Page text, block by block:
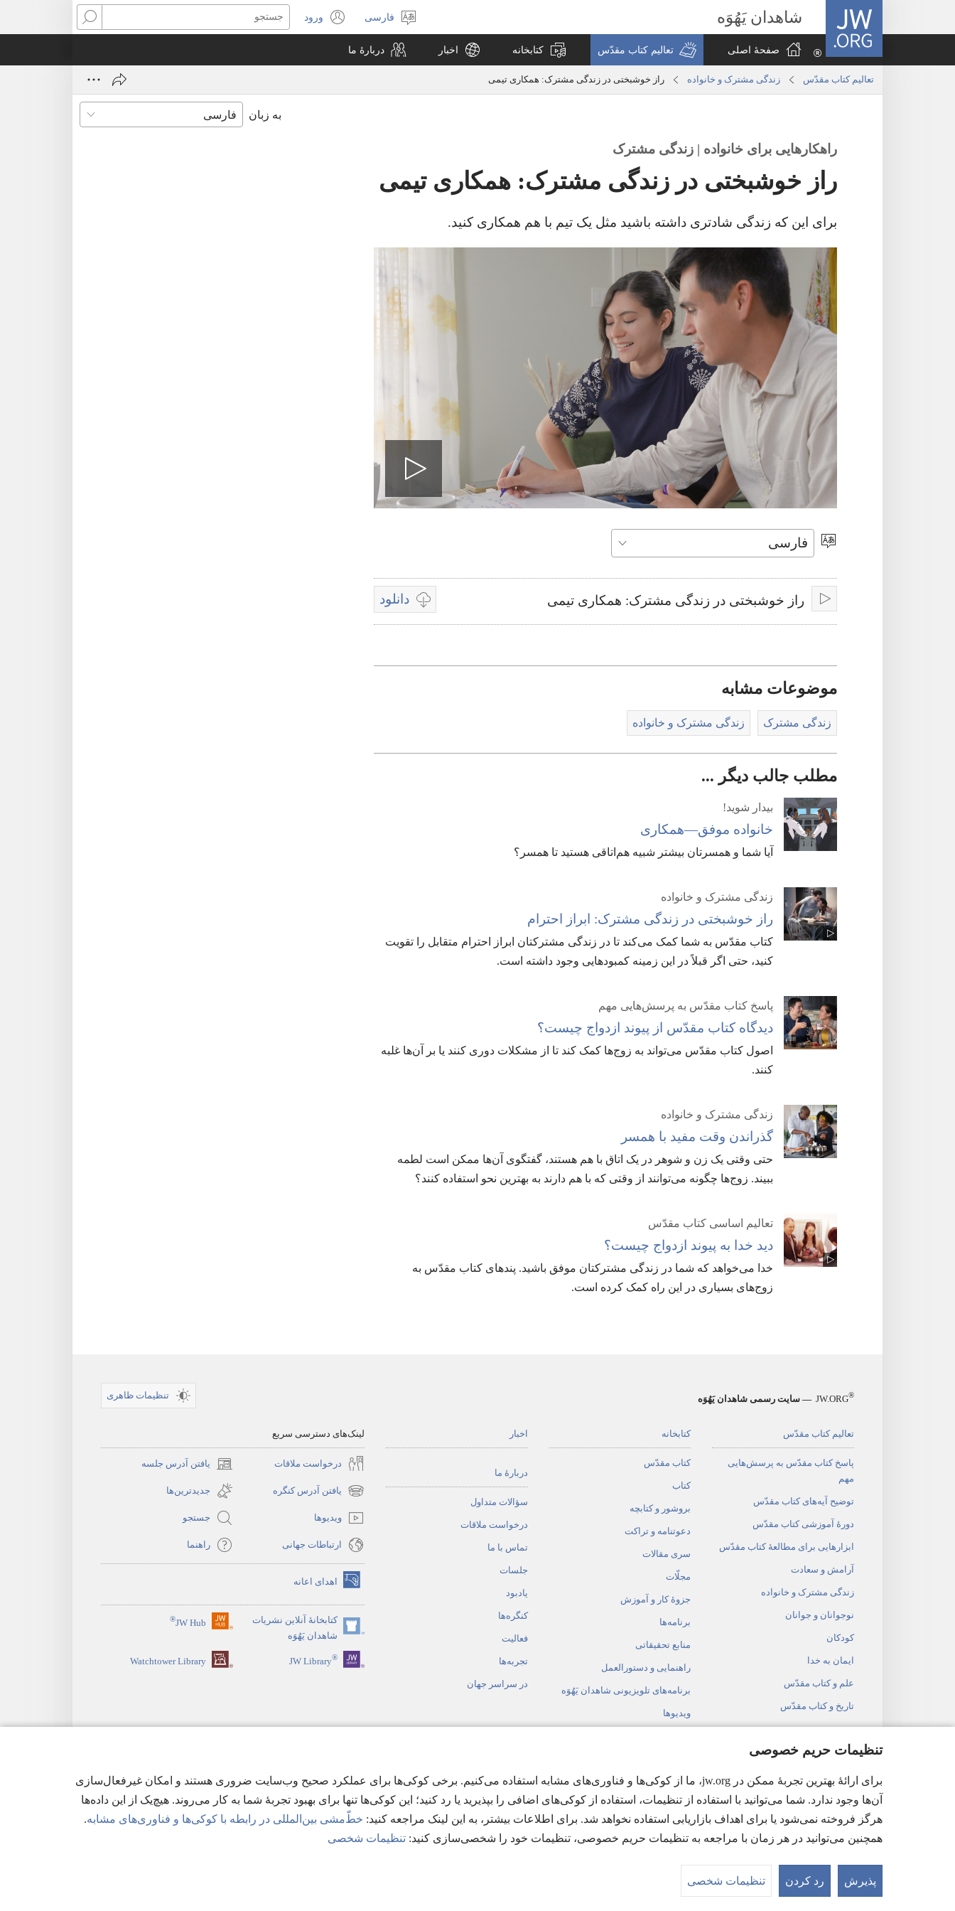
تنظیمات حریم خصوصی
برای ارائهٔ بهترین تجربهٔ ممکن در jw.org، ما از کوکی‌ها و فناوری‌های مشابه استفاده می‌کنیم. برخی کوکی‌ها برای عملکرد صحیح وب‌سایت ضروری هستند و امکان غیرفعال‌سازی
آن‌ها وجود ندارد. شما می‌توانید با استفاده از تنظیمات، استفاده از کوکی‌های اضافی را بپذیرید یا رد کنید؛ این کوکی‌ها تنها برای بهبود تجربهٔ شما به کار می‌روند. هیچ‌یک از این داده‌ها
هرگز فروخته نمی‌شود یا برای اهداف بازاریابی استفاده نخواهد شد. برای اطلاعات بیشتر، به این لینک مراجعه کنید:‏ خطّ‌مشی بین‌المللی در رابطه با کوکی‌ها و فناوری‌های مشابه.
همچنین می‌توانید در هر زمان با مراجعه به تنظیمات حریم خصوصی، تنظیمات خود را شخصی‌سازی کنید:‏ تنظیمات شخصی
پذیرش رد کردن تنظیمات شخصی
JW.ORG شاهدان یَهُوَه
انتخاب
فارسی ورود
(پنجره‌ای
جستجو
صفحهٔ اصلی تعالیم کتاب مقدّس کتابخانه اخبار دربارهٔ ما
تعالیم کتاب مقدّس زندگی مشترک و خانواده راز خوشبختی در زندگی مشترک:‏ همکاری تیمی
به زبان
راهکارهایی برای خانواده | زندگی مشترک
راز خوشبختی در زندگی مشترک:‏ همکاری تیمی
برای این که زندگی شادتری داشته باشید مثل یک تیم با هم همکاری کنید.‏
پخش
انتخاب
پخش
راز خوشبختی در زندگی مشترک: همکاری تیمی‏ دانلود
گزینه‌هتی
موضوعات مشابه
زندگی مشترک زندگی مشترک و خانواده
مطلب جالب دیگر ...
بیدار شوید!‏
خانواده موفق—‏همکاری
آیا شما و همسرتان بیشتر شبیه هم‌اتاقی هستید تا همسر؟‏
زندگی مشترک و خانواده
راز خوشبختی در زندگی مشترک:‏ ابراز احترام
کتاب مقدّس به شما کمک می‌کند تا در زندگی مشترکتان ابراز احترام متقابل را تقویت
کنید،‏ حتی اگر قبلاً در این زمینه کمبودهایی وجود داشته است.‏
پاسخ کتاب مقدّس به پرسش‌هایی مهم
دیدگاه کتاب مقدّس از پیوند ازدواج چیست؟‏
اصول کتاب مقدّس می‌تواند به زوج‌ها کمک کند تا از مشکلات دوری کنند یا بر آن‌ها غلبه
کنند.‏
زندگی مشترک و خانواده
گذراندن وقت مفید با همسر
حتی وقتی یک زن و شوهر در یک اتاق با هم هستند،‏ گفتگوی آن‌ها ممکن است لطمه
ببیند.‏ زوج‌ها چگونه می‌توانند از وقتی که با هم دارند به بهترین نحو استفاده کنند؟‏
تعالیم اساسی کتاب مقدّس
دید خدا به پیوند ازدواج چیست؟‏
خدا می‌خواهد که شما در زندگی مشترکتان موفق باشید.‏ پندهای کتاب مقدّس به
زوج‌های بسیاری در این راه کمک کرده است.‏
JW.ORG® — سایت رسمی شاهدان یَهُوَه تنظیمات ظاهری
تعالیم کتاب مقدّس
پاسخ کتاب مقدّس به پرسش‌هایی
مهم
توضیح آیه‌های کتاب مقدّس
دورهٔ آموزشی کتاب مقدّس
ابزارهایی برای مطالعهٔ کتاب مقدّس
آرامش و سعادت
زندگی مشترک و خانواده
نوجوانان و جوانان
کودکان
ایمان به خدا
علم و کتاب مقدّس
تاریخ و کتاب مقدّس
کتابخانه
کتاب مقدّس
کتاب
بروشور و کتابچه
دعوتنامه و تراکت
سری مقالات
مجلّات
جزوهٔ کار و آموزش
برنامه‌ها
منابع تحقیقاتی
راهنمایی و دستورالعمل
برنامه‌های تلویزیونی شاهدان یَهُوَه
ویدیوها
خواندن کتاب مقدّس به سبک نمایشی
اخبار
دربارهٔ ما
سؤالات متداول
درخواست ملاقات
تماس با ما
جلسات
یادبود
کنگره‌ها
فعالیت
تجربه‌ها
در سراسر جهان
لینک‌های دسترسی سریع
درخواست ملاقات یافتن آدرس جلسه
(پنجره‌ای
جدید
باز
می‌شود)
یافتن آدرس کنگره
(پنجره‌ای
جدید
می‌شود)
جدیدترین‌ها
ویدیوها جستجو
ارتباطات جهانی راهنما
اهدای اعانه
(پنجره‌ای
جدید
باز
می‌شود)
کتابخانهٔ آنلاین نشریات
شاهدان یَهُوَه(پنجره‌ای
جدید
باز
JW Hub
®
(پنجره‌ای
باز
®
JW Library
Watchtower Library
Copyright© 2026 Watch Tower Bible and Tract Society of Pennsylvania.